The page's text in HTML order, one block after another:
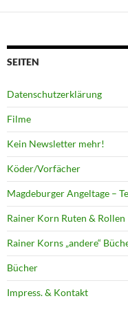
SEITEN
Datenschutzerklärung
Filme
Kein Newsletter mehr!
Köder/Vorfächer
Magdeburger Angeltage –
Rainer Korn Ruten & Rollen
Rainer Korns „andere“
Bücher
Impress. & Kontakt